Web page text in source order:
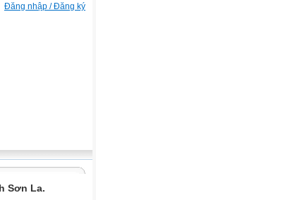
Đăng nhập / Đăng ký
Sơn La.